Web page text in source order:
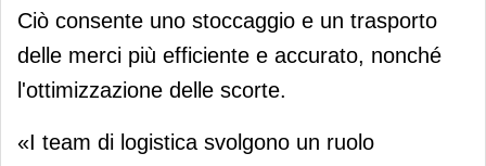
Ciò consente uno stoccaggio e un trasporto
delle merci più efficiente e accurato, nonché
l'ottimizzazione delle scorte.
«I team di logistica svolgono un ruolo